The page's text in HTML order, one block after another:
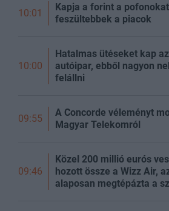
10:01
Kapja a forint a
feszültebbek a piacok
10:00
Hatalmas ütéseket kap
autóipar, ebből nagyon
felállni
09:55
A Concorde véleményt
Magyar Telekomról
09:46
Közel 200 millió eurós
hozott össze a Wizz Air,
alaposan megtépázta a